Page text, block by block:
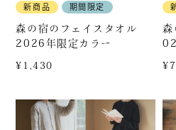
お問い合わせは営業中のお電話
お承りいたしております。
新商品 期間限定
森の宿のフェイスタオル
2026年限定カラー
¥1,430
森